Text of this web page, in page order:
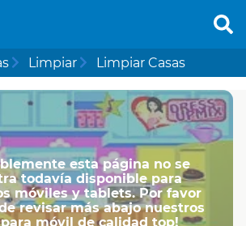
Limpiar Limpiar Casas
esta página no se
todavía disponible para
móviles y tablets. Por favor
revisar más abajo nuestros
móvil de calidad top!